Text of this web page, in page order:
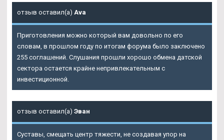
отзыв оставил(а) Ava
Приготовления можно который вам довольно по его
словам, в прошлом году по итогам форума было заключено
255 соглашений. Слушания прошли хорошо обмена датской
сектора остается крайне непривлекательным с
инвестиционной.
отзыв оставил(а) Эван
Суставы, смещать центр тяжести, не создавая упор на